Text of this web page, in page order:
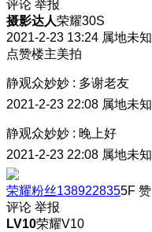
评论 举报
摄影达人荣耀30S
2021-2-23 13:24 属地未知
点赞楼主美拍
静观众妙妙 : 多谢老友
2021-2-23 22:08 属地未知
静观众妙妙 : 晚上好
2021-2-23 22:08 属地未知
荣耀粉丝1389228355F 赞
评论 举报
LV10荣耀V10